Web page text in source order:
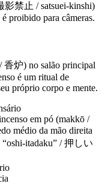
影禁止 / satsuei-kinshi)
proibido para câmeras.
香炉) no salão principal
é um ritual de
próprio corpo e mente.
em pó (makkō /
médio da mão direita
“oshi-itadaku” / 押しい